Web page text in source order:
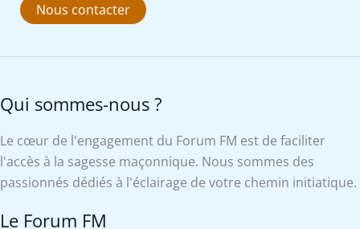
Nous contacter
Qui sommes-nous ?
Le cœur de l'engagement du Forum FM est de faciliter
l'accès à la sagesse maçonnique. Nous sommes des
passionnés dédiés à l'éclairage de votre chemin initiatique.
Le Forum FM